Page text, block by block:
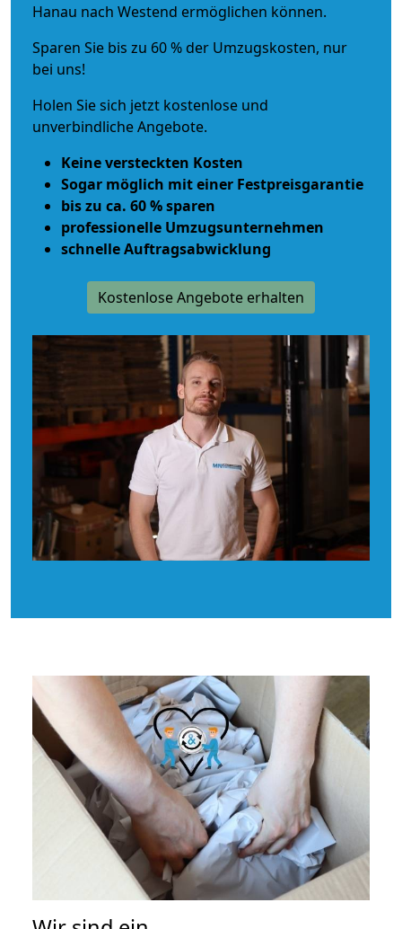
Hanau nach Westend ermöglichen können.
Sparen Sie bis zu 60 % der Umzugskosten, nur
bei uns!
Holen Sie sich jetzt kostenlose und
unverbindliche Angebote.
Keine versteckten Kosten
Sogar möglich mit einer Festpreisgarantie
bis zu ca. 60 % sparen
professionelle Umzugsunternehmen
schnelle Auftragsabwicklung
Kostenlose Angebote erhalten